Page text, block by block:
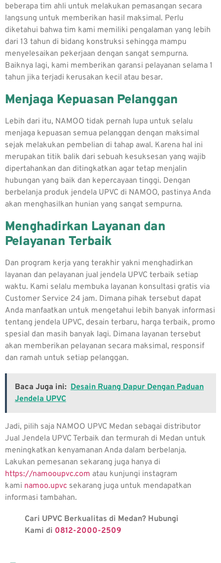
beberapa tim ahli untuk melakukan pemasangan secara
langsung untuk memberikan hasil maksimal. Perlu
diketahui bahwa tim kami memiliki pengalaman yang lebih
dari 13 tahun di bidang konstruksi sehingga mampu
menyelesaikan pekerjaan dengan sangat sempurna.
Baiknya lagi, kami memberikan garansi pelayanan selama 1
tahun jika terjadi kerusakan kecil atau besar.
Menjaga Kepuasan Pelanggan
Lebih dari itu, NAMOO tidak pernah lupa untuk selalu
menjaga kepuasan semua pelanggan dengan maksimal
sejak melakukan pembelian di tahap awal. Karena hal ini
merupakan titik balik dari sebuah kesuksesan yang wajib
dipertahankan dan ditingkatkan agar tetap menjalin
hubungan yang baik dan kepercayaan tinggi. Dengan
berbelanja produk jendela UPVC di NAMOO, pastinya Anda
akan menghasilkan hunian yang sangat sempurna.
Menghadirkan Layanan dan
Pelayanan Terbaik
Dan program kerja yang terakhir yakni menghadirkan
layanan dan pelayanan jual jendela UPVC terbaik setiap
waktu. Kami selalu membuka layanan konsultasi gratis via
Customer Service 24 jam. Dimana pihak tersebut dapat
Anda manfaatkan untuk mengetahui lebih banyak informasi
tentang jendela UPVC, desain terbaru, harga terbaik, promo
spesial dan masih banyak lagi. Dimana layanan tersebut
akan memberikan pelayanan secara maksimal, responsif
dan ramah untuk setiap pelanggan.
Baca Juga ini: Desain Ruang Dapur Dengan Paduan
Jendela UPVC
Jadi, pilih saja NAMOO UPVC Medan sebagai distributor
Jual Jendela UPVC Terbaik dan termurah di Medan untuk
meningkatkan kenyamanan Anda dalam berbelanja.
Lakukan pemesanan sekarang juga hanya di
https://namooupvc.com atau kunjungi instagram
kami namoo.upvc sekarang juga untuk mendapatkan
informasi tambahan.
Cari UPVC Berkualitas di Medan? Hubungi
Kami di 0812-2000-2509